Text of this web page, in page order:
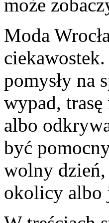
może
Moda
pomysły na
wypad,
albo
być
wolny dzień,
okolicy albo